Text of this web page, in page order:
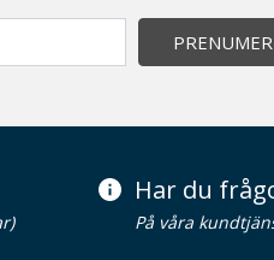
Har du
På våra